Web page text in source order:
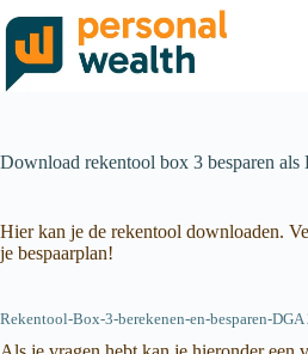
Download rekentool box 3 besparen als
Hier kan je de rekentool downloaden.
je bespaarplan!
Rekentool-Box-3-berekenen-en-besparen-DGA